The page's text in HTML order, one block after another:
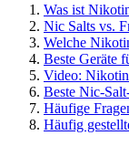
Was ist
Nic Salts vs.
Welche
Beste Geräte
Video:
Beste Nic-
Häufige
Häufig